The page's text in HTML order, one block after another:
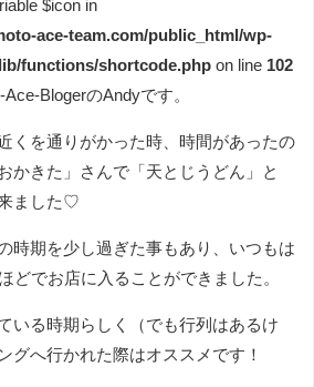
$icon in
ace-team.com/public_html/wp-
functions/shortcode.php on line 102
BlogerのAndyです。
くを通りがかった時、時間があったの
かきた」さんで「天とじうどん」と
ました♡
時期を少し過ぎた事もあり、いつもは
どでお店に入ることができました。
いる時期らしく（でも行列はあるけ
グへ行かれた際はオススメです！